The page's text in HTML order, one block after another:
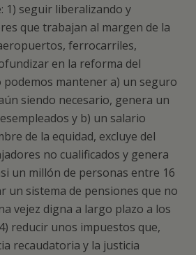
1) seguir liberalizando y
que trabajan al margen de la
ferrocarriles,
en la reforma del
podemos mantener a) un seguro
siendo necesario, genera un
y b) un salario
de la equidad, excluye del
no cualificados y genera
un millón de personas entre 16
un sistema de pensiones que no
vejez digna a largo plazo a los
reducir unos impuestos que,
recaudatoria y la justicia